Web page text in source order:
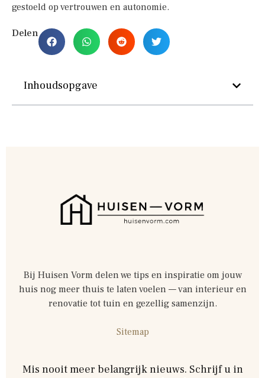
gestoeld op vertrouwen en autonomie.
Delen
Inhoudsopgave
Bij Huisen Vorm delen we tips en inspiratie om jouw
huis nog meer thuis te laten voelen — van interieur en
renovatie tot tuin en gezellig samenzijn.
Sitemap
Mis nooit meer belangrijk nieuws. Schrijf u in